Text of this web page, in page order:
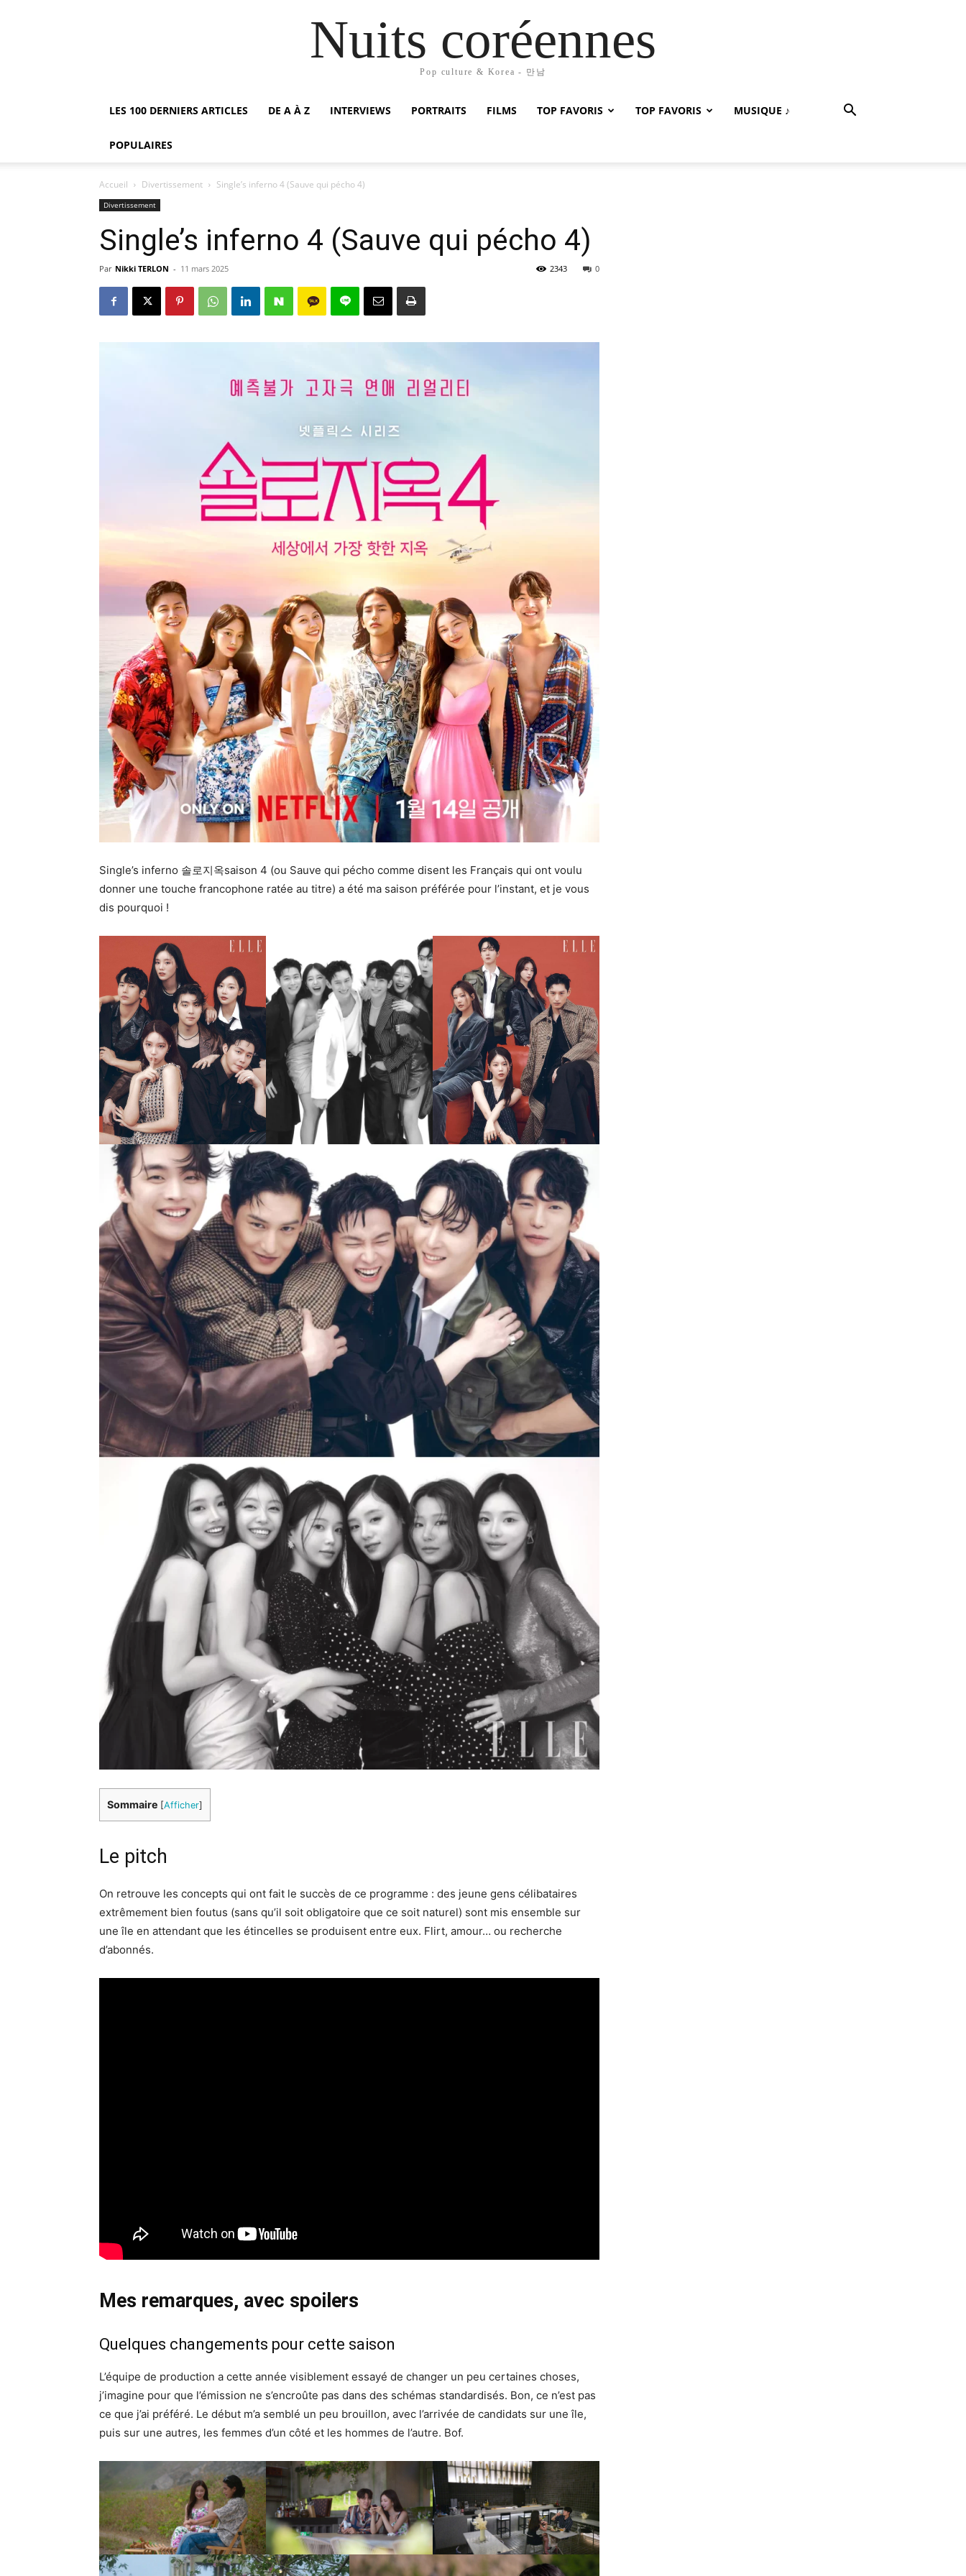
Nuits coréennes
Pop culture & Korea - 만남
LES 100 DERNIERS ARTICLES DE A À Z INTERVIEWS PORTRAITS FILMS TOP FAVORIS TOP FAVORIS MUSIQUE ♪
POPULAIRES
Accueil Divertissement Single’s inferno 4 (Sauve qui pécho 4)
Divertissement
Single’s inferno 4 (Sauve qui pécho 4)
Par Nikki TERLON - 11 mars 2025 0
2343
Single’s inferno 솔로지옥saison 4 (ou Sauve qui pécho comme disent les Français qui ont voulu
donner une touche francophone ratée au titre) a été ma saison préférée pour l’instant, et je vous
dis pourquoi !
Sommaire [Afficher]
Le pitch
On retrouve les concepts qui ont fait le succès de ce programme : des jeune gens célibataires
extrêmement bien foutus (sans qu’il soit obligatoire que ce soit naturel) sont mis ensemble sur
une île en attendant que les étincelles se produisent entre eux. Flirt, amour… ou recherche
d’abonnés.
Mes remarques, avec spoilers
Quelques changements pour cette saison
L’équipe de production a cette année visiblement essayé de changer un peu certaines choses,
j’imagine pour que l’émission ne s’encroûte pas dans des schémas standardisés. Bon, ce n’est pas
ce que j’ai préféré. Le début m’a semblé un peu brouillon, avec l’arrivée de candidats sur une île,
puis sur une autres, les femmes d’un côté et les hommes de l’autre. Bof.